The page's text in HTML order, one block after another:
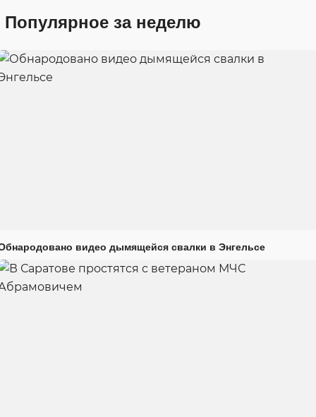
Популярное за неделю
видео дымящейся свалки в Энгельсе